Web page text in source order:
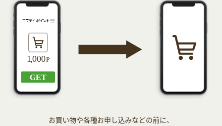
お買い物や各種お申し込みなどの前に、